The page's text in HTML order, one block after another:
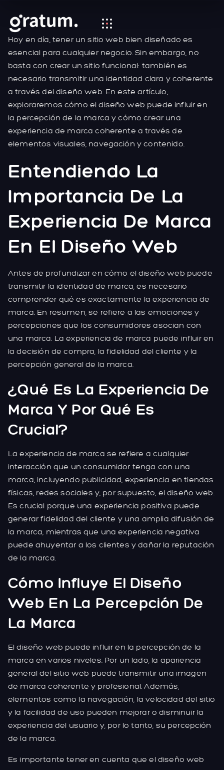
Hoy en día, tener un sitio web bien diseñado es
esencial para cualquier negocio. Sin embargo, no
basta con crear un sitio funcional: también es
necesario transmitir una identidad clara y coherente
a través del diseño web. En este artículo,
exploraremos cómo el diseño web puede influir en
la percepción de la marca y cómo crear una
experiencia de marca coherente a través de
elementos visuales, navegación y contenido.
Entendiendo La
Importancia De La
Experiencia De Marca
En El Diseño Web
Antes de profundizar en cómo el diseño web puede
transmitir la identidad de marca, es necesario
comprender qué es exactamente la experiencia de
marca. En resumen, se refiere a las emociones y
percepciones que los consumidores asocian con
una marca. La experiencia de marca puede influir en
la decisión de compra, la fidelidad del cliente y la
percepción general de la marca.
¿Qué Es La Experiencia De
Marca Y Por Qué Es
Crucial?
La experiencia de marca se refiere a cualquier
interacción que un consumidor tenga con una
marca, incluyendo publicidad, experiencia en tiendas
físicas, redes sociales y, por supuesto, el diseño web.
Es crucial porque una experiencia positiva puede
generar fidelidad del cliente y una amplia difusión de
la marca, mientras que una experiencia negativa
puede ahuyentar a los clientes y dañar la reputación
de la marca.
Cómo Influye El Diseño
Web En La Percepción De
La Marca
El diseño web puede influir en la percepción de la
marca en varios niveles. Por un lado, la apariencia
general del sitio web puede transmitir una imagen
de marca coherente y profesional. Además,
elementos como la navegación, la velocidad del sitio
y la facilidad de uso pueden mejorar o disminuir la
experiencia del usuario y, por lo tanto, su percepción
de la marca.
Es importante tener en cuenta que el diseño web